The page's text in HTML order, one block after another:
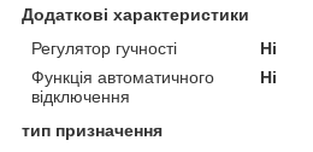
Додаткові характеристики
Регулятор гучності
Ні
Функція автоматичного
відключення
Ні
тип призначення